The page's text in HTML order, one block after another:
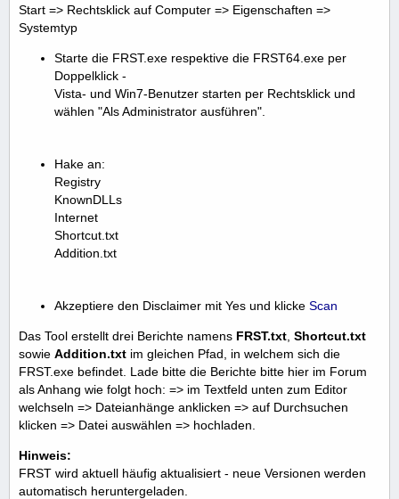
Start => Rechtsklick auf Computer => Eigenschaften =>
Systemtyp
Starte die FRST.exe respektive die FRST64.exe per
Doppelklick -
Vista- und Win7-Benutzer starten per Rechtsklick und
wählen "Als Administrator ausführen".
Hake an:
Registry
KnownDLLs
Internet
Shortcut.txt
Addition.txt
Akzeptiere den Disclaimer mit Yes und klicke Scan
Das Tool erstellt drei Berichte namens FRST.txt Shortcut.txt
sowie Addition.txt im gleichen Pfad, in welchem sich die
FRST.exe befindet. Lade bitte die Berichte bitte hier im Forum
als Anhang wie folgt hoch: => im Textfeld unten zum Editor
welchseln => Dateianhänge anklicken => auf Durchsuchen
klicken => Datei auswählen => hochladen.
Hinweis:
FRST wird aktuell häufig aktualisiert - neue Versionen werden
automatisch heruntergeladen.